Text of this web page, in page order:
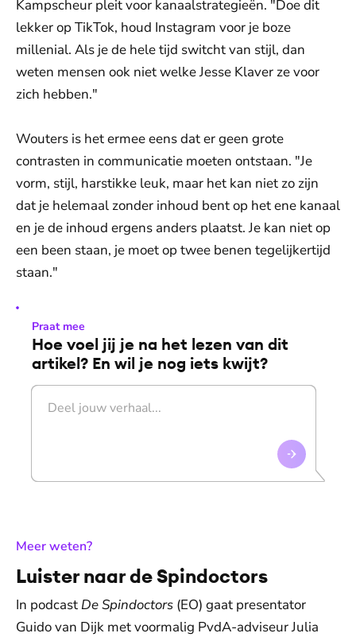
Kampscheur pleit voor kanaalstrategieën. "Doe dit
lekker op TikTok, houd Instagram voor je boze
millenial. Als je de hele tijd switcht van stijl, dan
weten mensen ook niet welke Jesse Klaver ze voor
zich hebben."
Wouters is het ermee eens dat er geen grote
contrasten in communicatie moeten ontstaan. "Je
vorm, stijl, harstikke leuk, maar het kan niet zo zijn
dat je helemaal zonder inhoud bent op het ene kanaal
en je de inhoud ergens anders plaatst. Je kan niet op
een been staan, je moet op twee benen tegelijkertijd
staan."
Praat mee
Hoe voel jij je na het lezen van dit
artikel? En wil je nog iets kwijt?
Meer weten?:
Luister naar de Spindoctors
In podcast De Spindoctors (EO) gaat presentator
Guido van Dijk met voormalig PvdA-adviseur Julia